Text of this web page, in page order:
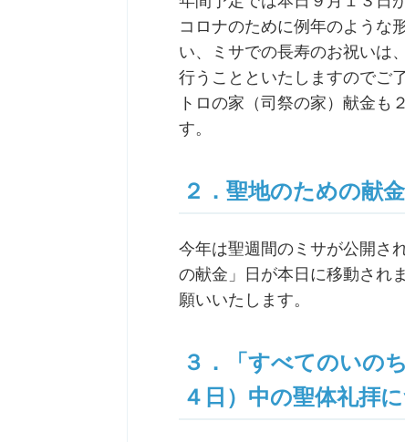
コロナのために例年のような
い、ミサでの長寿のお祝いは
行うことといたしますのでご
トロの家（司祭の家）献金も
す。
２．聖地のための献
今年は聖週間のミサが公開さ
の献金」日が本日に移動され
願いいたします。
３．「すべてのいの
４日）中の聖体礼拝